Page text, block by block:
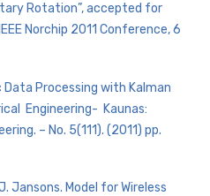
Rotation”, accepted for
Norchip 2011 Conference, 6
Data Processing with Kalman
Engineering- Kaunas:
– No. 5(111). (2011) pp.
Jansons. Model for Wireless